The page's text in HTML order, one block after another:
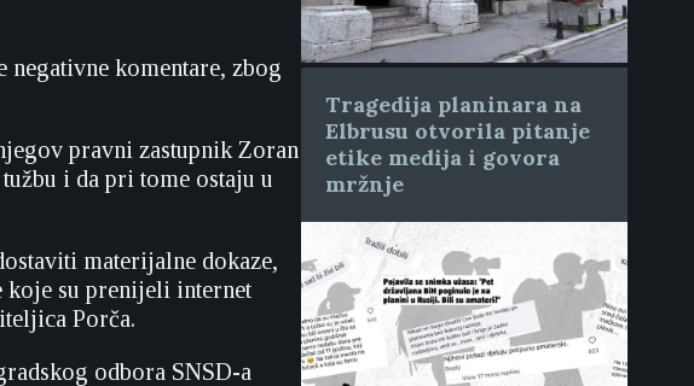
komentare, zbog
pravni zastupnik Zoran
i da pri tome ostaju u
materijalne dokaze,
koje su prenijeli internet
Porča.
odbora SNSD-a
Tragedija planinara na
Elbrusu otvorila pitanje
etike medija i govora
mržnje